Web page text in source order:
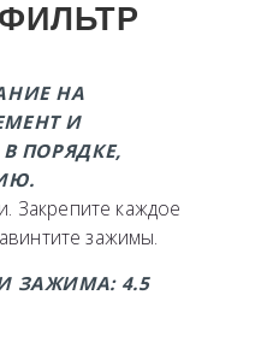
НА
И
ПОРЯДКЕ,
Закрепите каждое
зажимы.
ЗАЖИМА: 4.5